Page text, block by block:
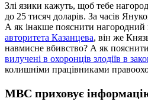
Злі язики кажуть, щоб тебе
до 25 тисяч доларів. За часів
А як інакше пояснити нагородний
авторитета Казанцева, він же
навмисне вбивство? А як пояснити
вилучені в охоронців злодіїв в
колишніми працівниками
МВС приховує